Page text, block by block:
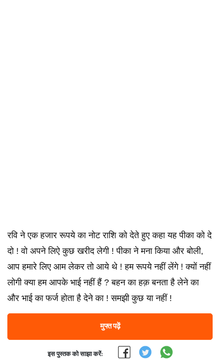
रवि ने एक हजार रूपये का नोट राशि को देते हुए कहा यह पीका को दे
दो ! वो अपने लिऐ कुछ खरीद लेगी ! पीका ने मना किया और बोली,
आप हमारे लिए आम लेकर तो आये थे ! हम रूपये नहीं लेंगे ! क्यों नहीं
लोगी क्या हम आपके भाई नहीं हैं ? बहन का हक़ बनता है लेने का
और भाई का फर्ज होता है देने का ! समझी कुछ या नहीं !
मुफ्त पढ़ें
इस पुस्तक को साझा करें: